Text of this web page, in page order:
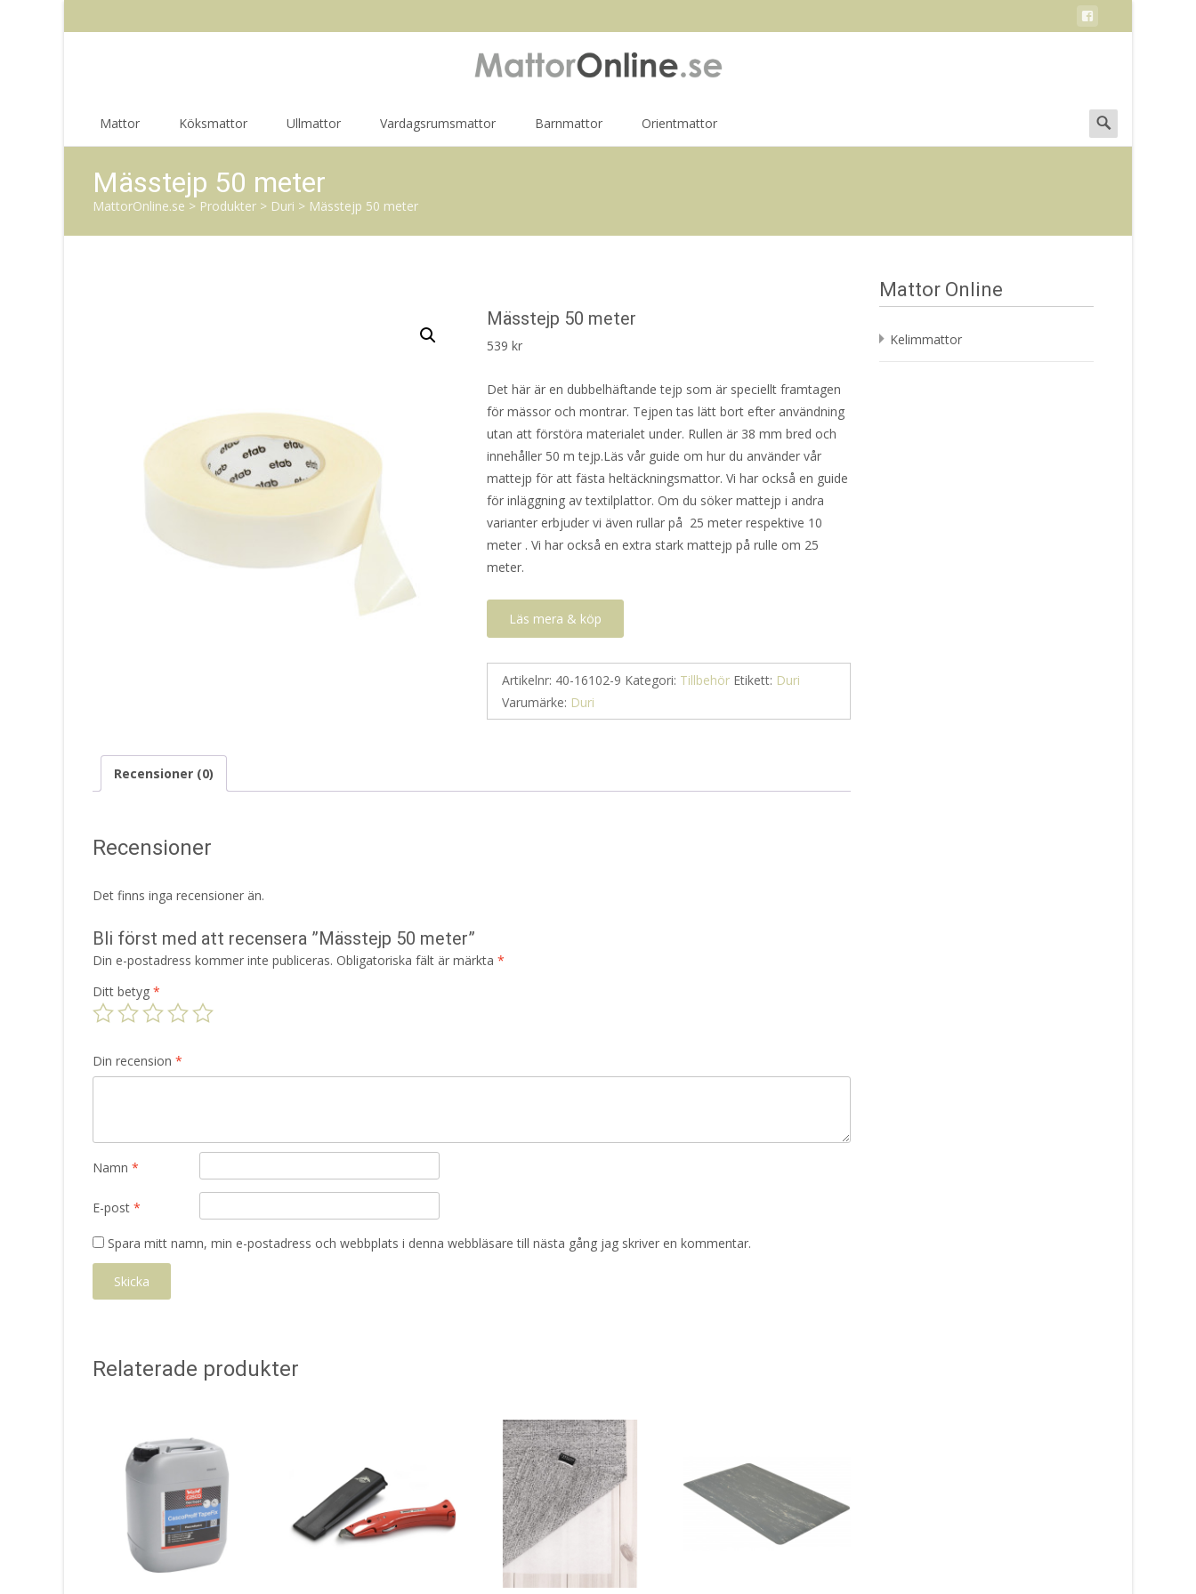
Mattor Köksmattor Ullmattor Vardagsrumsmattor Barnmattor Orientmattor
Search
for:
Mässtejp 50 meter
MattorOnline.se > Produkter > Duri > Mässtejp 50 meter
Mässtejp 50 meter
539kr
Det här är en dubbelhäftande tejp som är speciellt framtagen
för mässor och montrar. Tejpen tas lätt bort efter användning
utan att förstöra materialet under. Rullen är 38 mm bred och
innehåller 50 m tejp.Läs vår guide om hur du använder vår
mattejp för att fästa heltäckningsmattor. Vi har också en guide
för inläggning av textilplattor. Om du söker mattejp i andra
varianter erbjuder vi även rullar på 25 meter respektive 10
meter . Vi har också en extra stark mattejp på rulle om 25
meter.
Läs mera & köp
Artikelnr: 40-16102-9 Kategori: Tillbehör Etikett: Duri
Varumärke: Duri
Recensioner (0)
Recensioner
Det finns inga recensioner än.
Bli först med att recensera ”Mässtejp 50 meter”
Din e-postadress kommer inte publiceras. Obligatoriska fält är märkta *
Ditt betyg *
Din recension *
Namn *
E-post *
Spara mitt namn, min e-postadress och webbplats i denna webbläsare till nästa gång jag skriver en kommentar.
Relaterade produkter
Mattor Online
Kelimmattor